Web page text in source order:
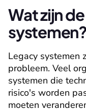
Wat zijn
systemen?
Legacy systemen
probleem. Veel
systemen die
risico's worden
moeten